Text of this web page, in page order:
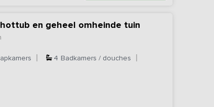
en geheel omheinde tuin
4 Badkamers / douches